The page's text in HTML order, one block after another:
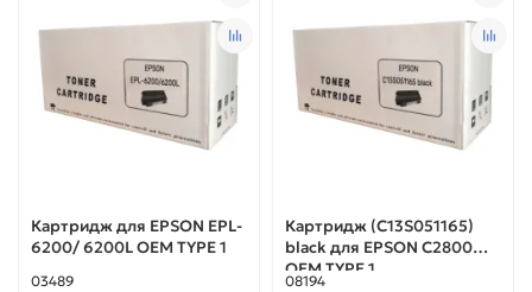
Картридж для EPSON EPL-
6200/ 6200L ОЕМ TYPE 1
03489
Картридж (C13S051165)
black для EPSON C2800
OEM TYPE 1
08194